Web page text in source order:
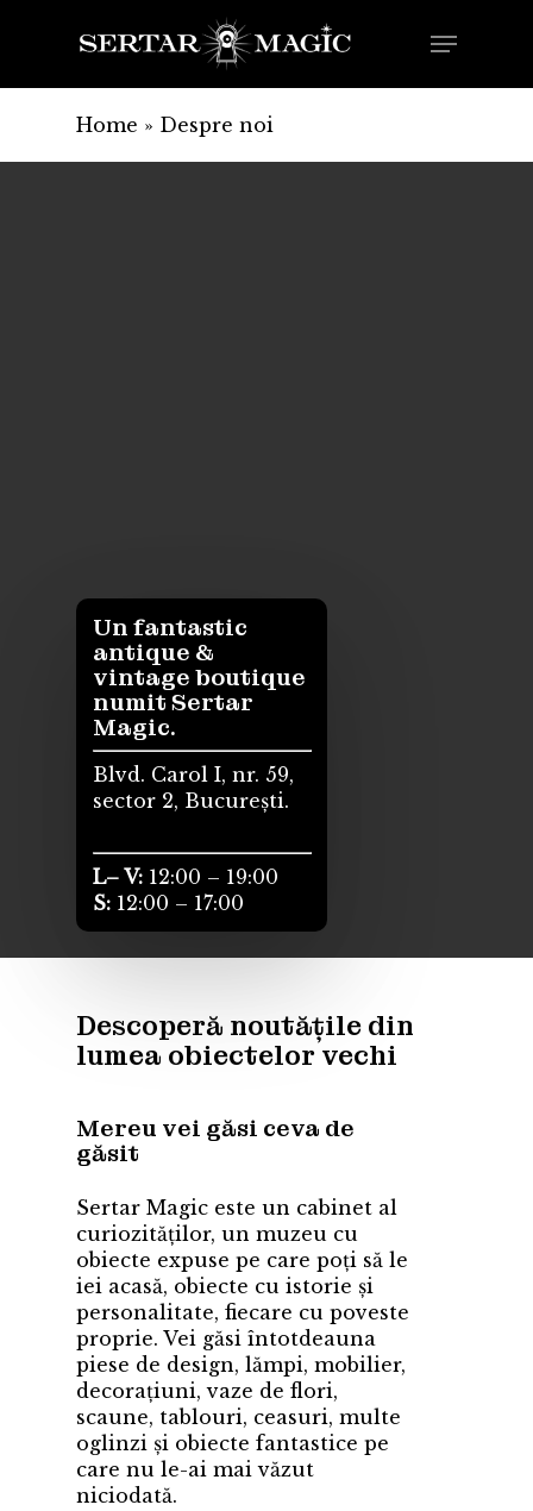
content
Menu
Home » Despre noi
Un fantastic
antique &
vintage boutique
numit Sertar
Magic.
Blvd. Carol I, nr. 59,
sector 2, București.
L– V: 12:00 – 19:00
S: 12:00 – 17:00
Descoperă noutățile din
lumea obiectelor vechi
Mereu vei găsi ceva de
găsit
Sertar Magic este un cabinet al
curiozităților, un muzeu cu
obiecte expuse pe care poți să le
iei acasă, obiecte cu istorie și
personalitate, fiecare cu poveste
proprie. Vei găsi întotdeauna
piese de design, lămpi, mobilier,
decorațiuni, vaze de flori,
scaune, tablouri, ceasuri, multe
oglinzi și obiecte fantastice pe
care nu le-ai mai văzut
niciodată.